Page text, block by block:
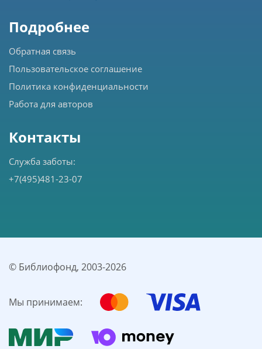
Подробнее
Обратная связь
Пользовательское соглашение
Политика конфиденциальности
Работа для авторов
Контакты
Служба заботы:
+7(495)481-23-07
© Библиофонд, 2003-2026
Мы принимаем: